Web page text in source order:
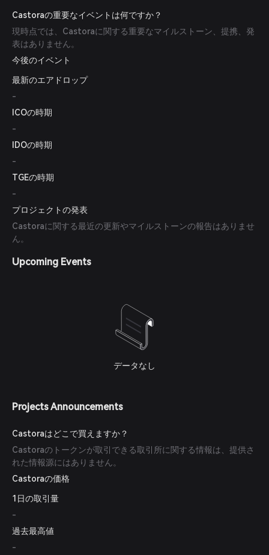
Castoraの重要なイベントは何ですか？
現時点では、Castoraに関する重要なマイルストーン、提携、発
表はありません。
今後のイベント
最新のエアドロップ
-
ICOの時期
-
IDOの時期
-
TGEの時期
-
プロジェクトの発表
Castoraに関する最近の更新やマイルストーンの報告はありませ
ん。
Upcoming Events
データなし
Projects Announcements
Castoraはどこで買えますか？
Castoraのトークンが取引できる取引所に関する情報は、提供さ
れた情報源にはありません。
Castoraの価格
1日の取引量
-
過去最高値
-